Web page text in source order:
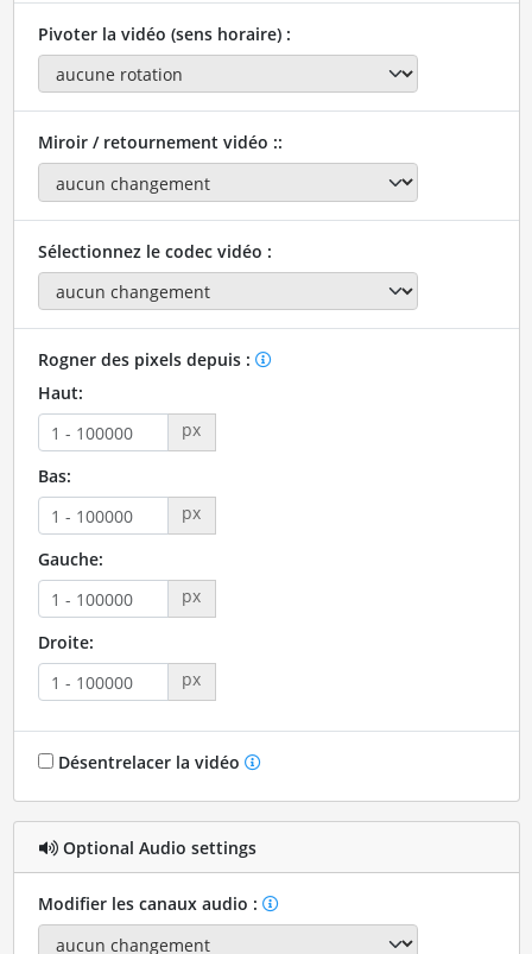
Pivoter la vidéo (sens horaire) :
Miroir / retournement vidéo ::
Sélectionnez le codec vidéo :
Rogner des pixels depuis :
Haut:
px
Bas:
px
Gauche:
px
Droite:
px
Désentrelacer la vidéo
Optional Audio settings
Modifier les canaux audio :